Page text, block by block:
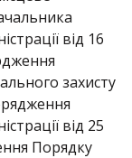
від 16
захисту
від 25
Порядку